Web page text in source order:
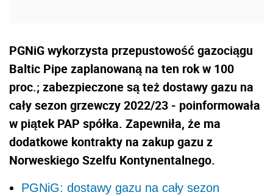
PGNiG wykorzysta przepustowość gazociągu
Baltic Pipe zaplanowaną na ten rok w 100
proc.; zabezpieczone są też dostawy gazu na
cały sezon grzewczy 2022/23 - poinformowała
w piątek PAP spółka. Zapewniła, że ma
dodatkowe kontrakty na zakup gazu z
Norweskiego Szelfu Kontynentalnego.
PGNiG: dostawy gazu na cały sezon